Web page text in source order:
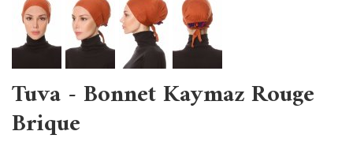
Tuva - Bonnet Kaymaz Rouge
Brique